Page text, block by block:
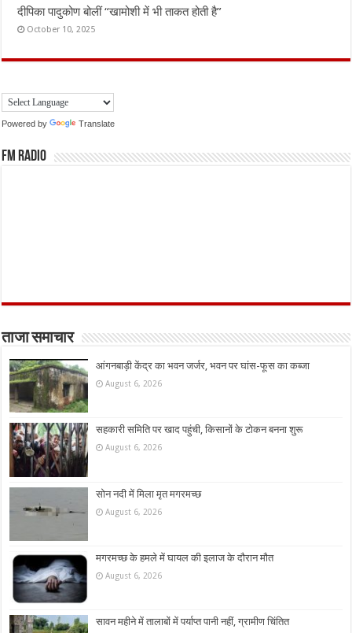
दीपिका पादुकोण बोलीं “खामोशी में भी ताकत होती है”
October 10, 2025
Powered by Translate
FM Radio
ताजा समाचार
आंगनबाड़ी केंद्र का भवन जर्जर, भवन पर घांस-फूस का कब्जा
August 6, 2026
सहकारी समिति पर खाद पहुंची, किसानों के टोकन बनना शुरू
August 6, 2026
सोन नदी में मिला मृत मगरमच्छ
August 6, 2026
मगरमच्छ के हमले में घायल की इलाज के दौरान मौत
August 6, 2026
सावन महीने में तालाबों में पर्याप्त पानी नहीं, ग्रामीण चिंतित